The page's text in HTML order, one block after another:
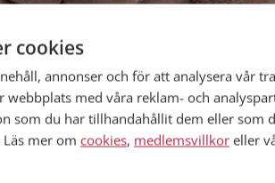
Bli
Jag är en:
cookies
annonser och för att analysera vår
med våra reklam- och
som du har tillhandahållit dem eller som
mer om cookies, medlemsvillkor eller